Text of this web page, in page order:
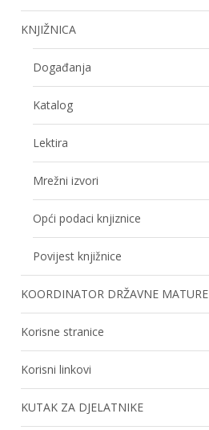
KNJIŽNICA
Događanja
Katalog
Lektira
Mrežni izvori
Opći podaci knjiznice
Povijest knjižnice
KOORDINATOR DRŽAVNE MATURE
Korisne stranice
Korisni linkovi
KUTAK ZA DJELATNIKE